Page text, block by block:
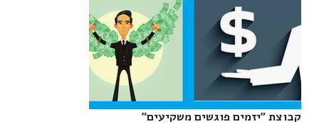
קבוצת "יזמים פוגשים משקיעים"‎